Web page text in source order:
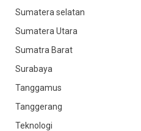
Sumatera selatan
Sumatera Utara
Sumatra Barat
Surabaya
Tanggamus
Tanggerang
Teknologi